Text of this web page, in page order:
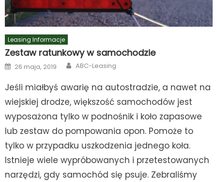
Leasing Informacje
Zestaw ratunkowy w samochodzie
Posted
on
26 maja, 2019 Author
ABC-Leasing
Jeśli miałbyś awarię na autostradzie, a nawet na
wiejskiej drodze, większość samochodów jest
wyposażona tylko w podnośnik i koło zapasowe
lub zestaw do pompowania opon. Pomoże to
tylko w przypadku uszkodzenia jednego koła.
Istnieje wiele wypróbowanych i przetestowanych
narzędzi, gdy samochód się psuje. Zebraliśmy